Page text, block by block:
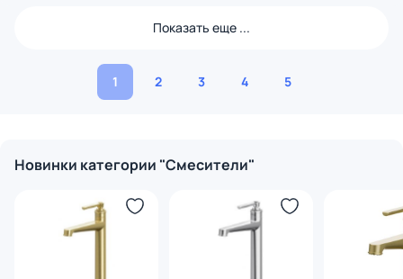
Показать еще ...
1 2 3 4 5
Новинки категории "Смесители"